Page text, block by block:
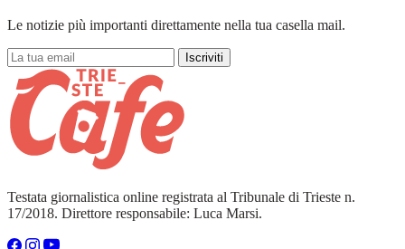
Le notizie più importanti direttamente nella tua casella mail.
Iscriviti
Testata giornalistica online registrata al Tribunale di Trieste n.
17/2018. Direttore responsabile: Luca Marsi.